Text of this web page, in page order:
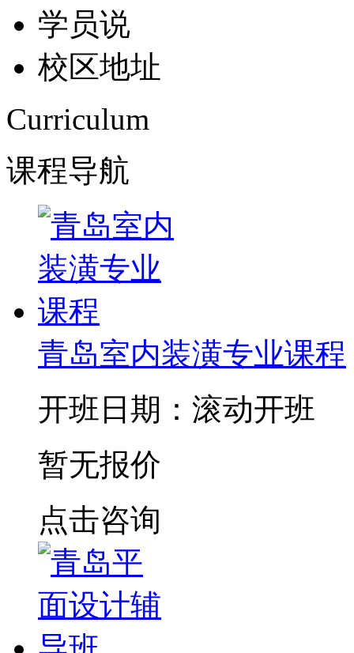
学员说
校区地址
Curriculum
课程导航
青岛室内装潢专业课程
开班日期：滚动开班
暂无报价
点击咨询